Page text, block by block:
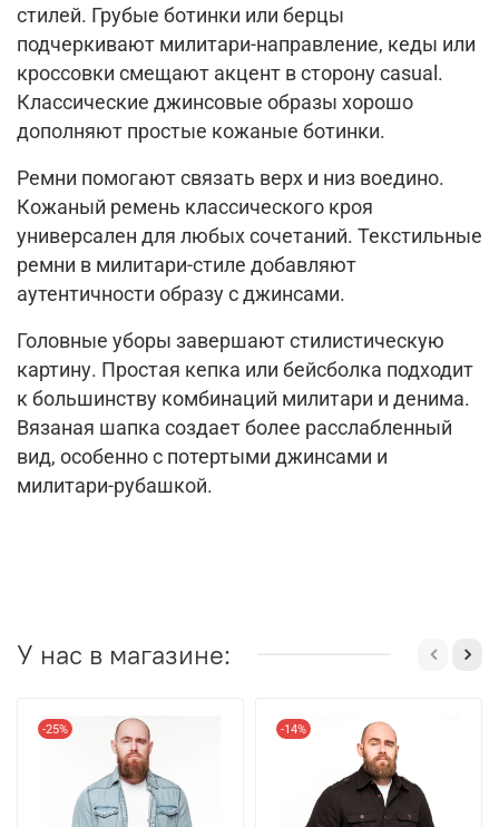
стилей. Грубые ботинки или берцы
подчеркивают милитари-направление, кеды или
кроссовки смещают акцент в сторону casual.
Классические джинсовые образы хорошо
дополняют простые кожаные ботинки.
Ремни помогают связать верх и низ воедино.
Кожаный ремень классического кроя
универсален для любых сочетаний. Текстильные
ремни в милитари-стиле добавляют
аутентичности образу с джинсами.
Головные уборы завершают стилистическую
картину. Простая кепка или бейсболка подходит
к большинству комбинаций милитари и денима.
Вязаная шапка создает более расслабленный
вид, особенно с потертыми джинсами и
милитари-рубашкой.
У нас в магазине:
-25% -14%